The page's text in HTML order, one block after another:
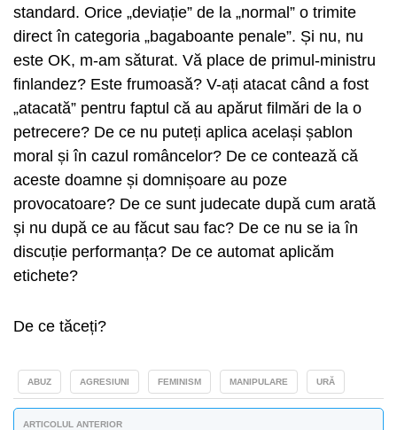
standard. Orice „deviație” de la „normal” o trimite
direct în categoria „bagaboante penale”. Și nu, nu
este OK, m-am săturat. Vă place de primul-ministru
finlandez? Este frumoasă? V-ați atacat când a fost
„atacată” pentru faptul că au apărut filmări de la o
petrecere? De ce nu puteți aplica același șablon
moral și în cazul româncelor? De ce contează că
aceste doamne și domnișoare au poze
provocatoare? De ce sunt judecate după cum arată
și nu după ce au făcut sau fac? De ce nu se ia în
discuție performanța? De ce automat aplicăm
etichete?
De ce tăceți?
ABUZ AGRESIUNI FEMINISM MANIPULARE URĂ
ARTICOLUL ANTERIOR